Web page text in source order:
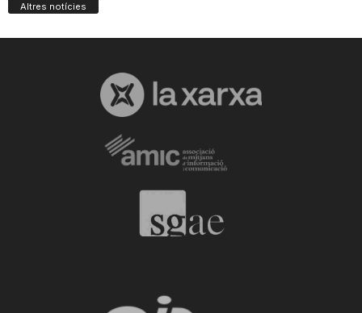
Altres notícies